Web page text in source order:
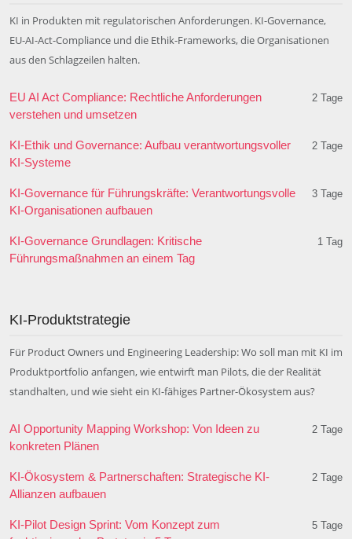
KI in Produkten mit regulatorischen Anforderungen. KI-Governance,
EU-AI-Act-Compliance und die Ethik-Frameworks, die Organisationen
aus den Schlagzeilen halten.
EU AI Act Compliance: Rechtliche Anforderungen
verstehen und umsetzen
2 Tage
KI-Ethik und Governance: Aufbau verantwortungsvoller
KI-Systeme
2 Tage
KI-Governance für Führungskräfte: Verantwortungsvolle
KI-Organisationen aufbauen
3 Tage
KI-Governance Grundlagen: Kritische
Führungsmaßnahmen an einem Tag
1 Tag
KI-Produktstrategie
Für Product Owners und Engineering Leadership: Wo soll man mit KI im
Produktportfolio anfangen, wie entwirft man Pilots, die der Realität
standhalten, und wie sieht ein KI-fähiges Partner-Ökosystem aus?
AI Opportunity Mapping Workshop: Von Ideen zu
konkreten Plänen
2 Tage
KI-Ökosystem & Partnerschaften: Strategische KI-
Allianzen aufbauen
2 Tage
KI-Pilot Design Sprint: Vom Konzept zum
5 Tage